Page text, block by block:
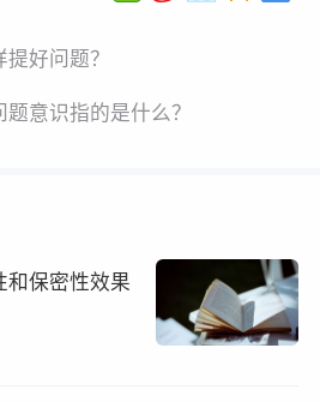
好问题？
意识指的是什么？
和保密性效果